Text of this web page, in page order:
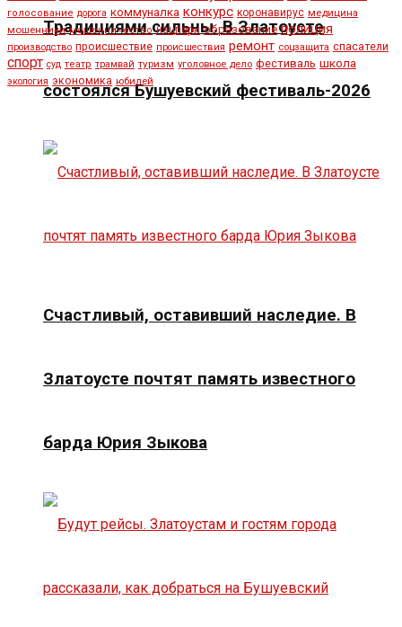
Традициями сильны. В Златоусте
состоялся Бушуевский фестиваль-2026
Счастливый, оставивший наследие. В
Златоусте почтят память известного
барда Юрия Зыкова
голосование дорога коммуналка конкурс коронавирус медицина
мошенники мошенничество нацпарк образование полиция
производство происшествие происшествия ремонт соцзащита спасатели
спорт суд театр трамвай туризм уголовное дело фестиваль школа
экология экономика юбилей